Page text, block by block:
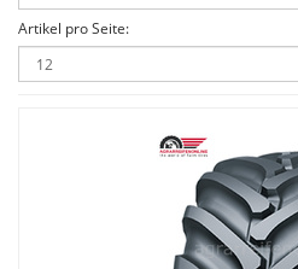
Artikel pro Seite: